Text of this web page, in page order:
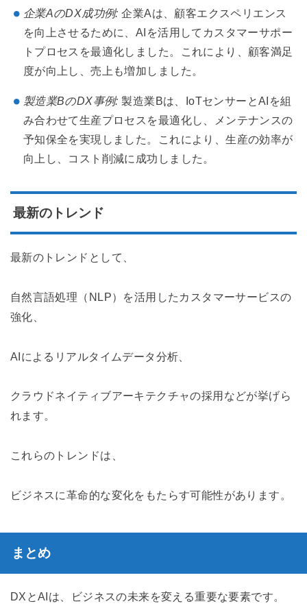
企業AのDX成功例: 企業Aは、顧客エクスペリエンス
を向上させるために、AIを活用してカスタマーサポー
トプロセスを最適化しました。これにより、顧客満足
度が向上し、売上も増加しました。
製造業BのDX事例: 製造業Bは、IoTセンサーとAIを組
み合わせて生産プロセスを最適化し、メンテナンスの
予知保全を実現しました。これにより、生産の効率が
向上し、コスト削減に成功しました。
最新のトレンド
最新のトレンドとして、
自然言語処理（NLP）を活用したカスタマーサービスの
強化、
AIによるリアルタイムデータ分析、
クラウドネイティブアーキテクチャの採用などが挙げら
れます。
これらのトレンドは、
ビジネスに革命的な変化をもたらす可能性があります。
まとめ
DXとAIは、ビジネスの未来を変える重要な要素です。